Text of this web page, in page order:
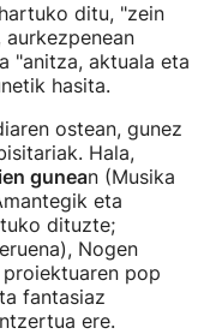
hartuko ditu, "zein
"anitza, aktuala eta
hasita.
ostean, gunez
Hala,
gunean (Musika
eta
dituzte;
Nogen
pop
fantasiaz
ere.